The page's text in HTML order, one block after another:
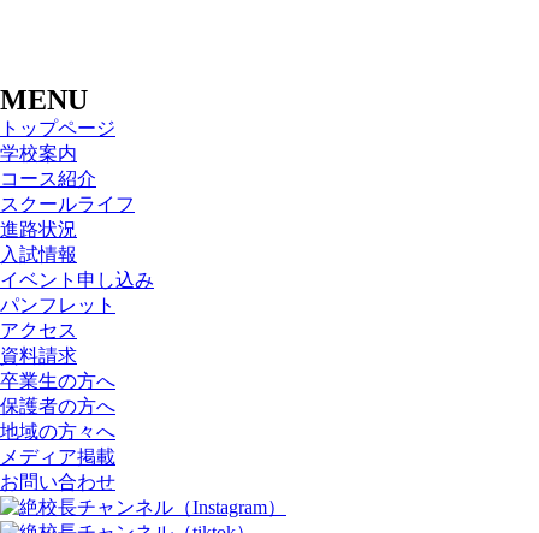
MENU
トップページ
学校案内
コース紹介
スクールライフ
進路状況
入試情報
イベント申し込み
パンフレット
アクセス
資料請求
卒業生の方へ
保護者の方へ
地域の方々へ
メディア掲載
お問い合わせ